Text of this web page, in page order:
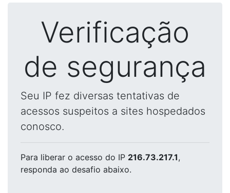
Verificação
de segurança
Seu IP fez diversas tentativas de
acessos suspeitos a sites hospedados
conosco.
Para liberar o acesso do IP 216.73.217.1,
responda ao desafio abaixo.